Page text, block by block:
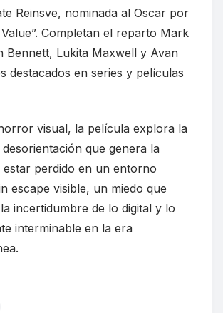
Reinsve, nominada al Oscar por
Completan el reparto Mark
Bennett, Lukita Maxwell y Avan
destacados en series y películas
visual, la película explora la
que genera la
estar perdido en un entorno
escape visible, un miedo que
incertidumbre de lo digital y lo
interminable en la era